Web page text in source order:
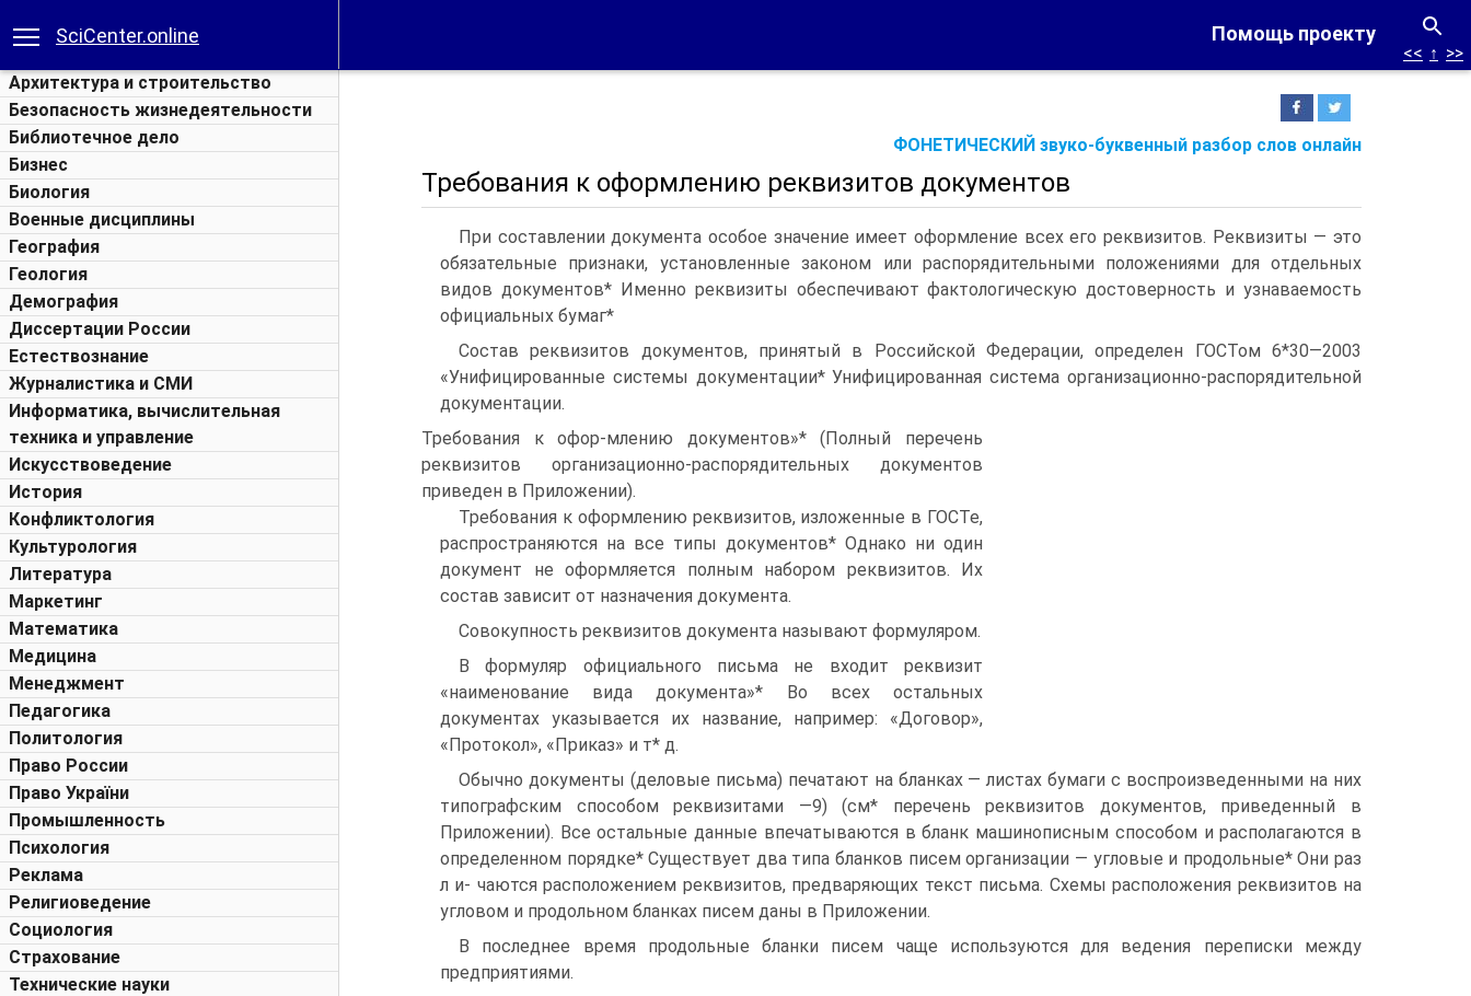
Помощь проекту
SciCenter.online
Архитектура и строительство
Безопасность жизнедеятельности
Библиотечное дело
Бизнес
Биология
Военные дисциплины
География
Геология
Демография
Диссертации России
Естествознание
Журналистика и СМИ
Информатика, вычислительная
техника и управление
Искусствоведение
История
Конфликтология
Культурология
Литература
Маркетинг
Математика
Медицина
Менеджмент
Педагогика
Политология
Право России
Право України
Промышленность
Психология
Реклама
Религиоведение
Социология
Страхование
Технические науки
ФОНЕТИЧЕСКИЙ звуко-буквенный разбор слов онлайн
<< ↑ >>
Требования к оформлению реквизитов документов
При составлении документа особое значение имеет оформление всех его реквизитов. Реквизиты — это
обязательные признаки, установленные законом или распорядительными положениями для отдельных
видов документов* Именно реквизиты обеспечивают фактологическую достоверность и узнаваемость
официальных бумаг*
Состав реквизитов документов, принятый в Российской Федерации, определен ГОСТом 6*30—2003
«Унифицированные системы документации* Унифицированная система организационно-распорядительной
документации.
Требования к офор-млению документов»* (Полный перечень
реквизитов организационно-распорядительных документов
приведен в Приложении).
Требования к оформлению реквизитов, изложенные в ГОСТе,
распространяются на все типы документов* Однако ни один
документ не оформляется полным набором реквизитов. Их
состав зависит от назначения документа.
Совокупность реквизитов документа называют формуляром.
В формуляр официального письма не входит реквизит
«наименование вида документа»* Во всех остальных
документах указывается их название, например: «Договор»,
«Протокол», «Приказ» и т* д.
Обычно документы (деловые письма) печатают на бланках — листах бумаги с воспроизведенными на них
типографским способом реквизитами —9) (см* перечень реквизитов документов, приведенный в
Приложении). Все остальные данные впечатываются в бланк машинописным способом и располагаются в
определенном порядке* Существует два типа бланков писем организации — угловые и продольные* Они раз
л и- чаются расположением реквизитов, предваряющих текст письма. Схемы расположения реквизитов на
угловом и продольном бланках писем даны в Приложении.
В последнее время продольные бланки писем чаще используются для ведения переписки между
предприятиями.